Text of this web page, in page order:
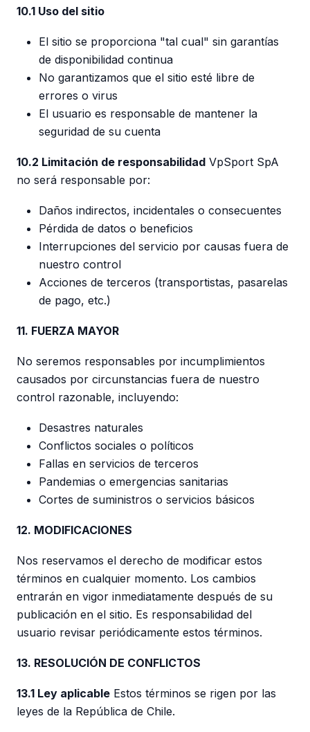
10.1 Uso del sitio
El sitio se proporciona "tal cual" sin garantías
de disponibilidad continua
No garantizamos que el sitio esté libre de
errores o virus
El usuario es responsable de mantener la
seguridad de su cuenta
10.2 Limitación de responsabilidad VpSport SpA
no será responsable por:
Daños indirectos, incidentales o consecuentes
Pérdida de datos o beneficios
Interrupciones del servicio por causas fuera de
nuestro control
Acciones de terceros (transportistas, pasarelas
de pago, etc.)
11. FUERZA MAYOR
No seremos responsables por incumplimientos
causados por circunstancias fuera de nuestro
control razonable, incluyendo:
Desastres naturales
Conflictos sociales o políticos
Fallas en servicios de terceros
Pandemias o emergencias sanitarias
Cortes de suministros o servicios básicos
12. MODIFICACIONES
Nos reservamos el derecho de modificar estos
términos en cualquier momento. Los cambios
entrarán en vigor inmediatamente después de su
publicación en el sitio. Es responsabilidad del
usuario revisar periódicamente estos términos.
13. RESOLUCIÓN DE CONFLICTOS
13.1 Ley aplicable Estos términos se rigen por las
leyes de la República de Chile.